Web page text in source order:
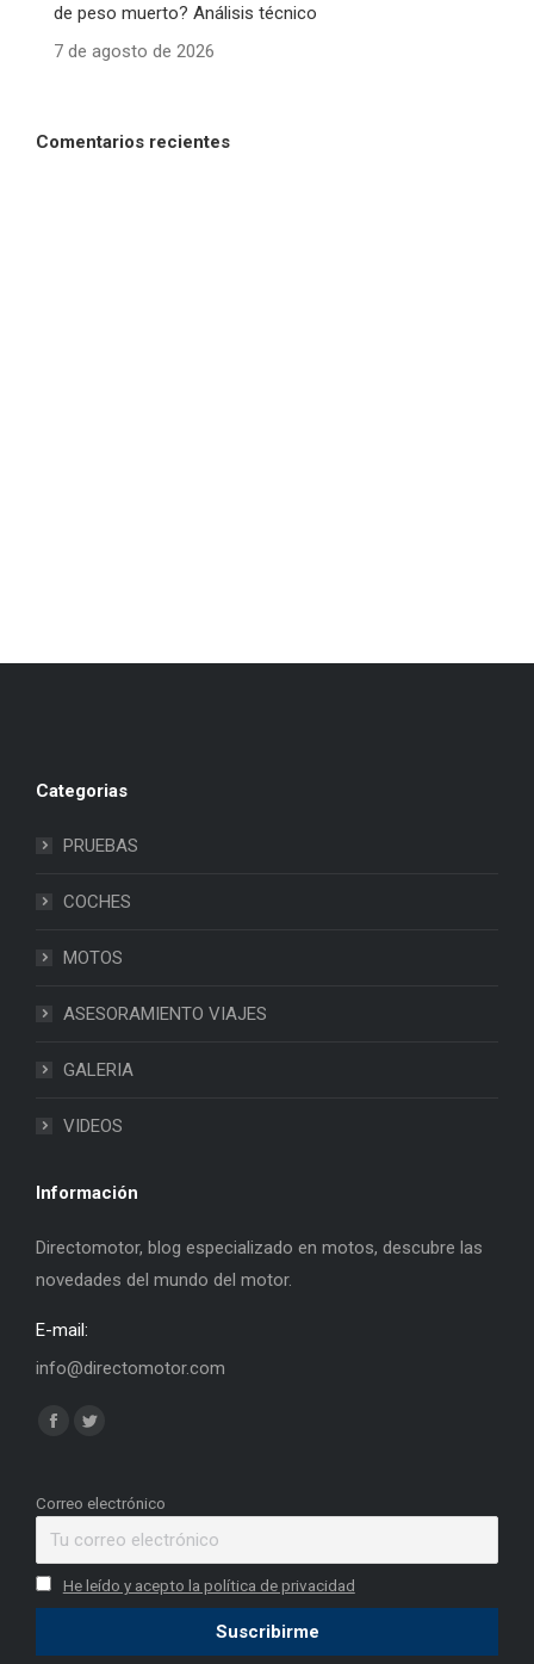
de peso muerto? Análisis técnico
7 de agosto de 2026
Comentarios recientes
Categorias
PRUEBAS
COCHES
MOTOS
ASESORAMIENTO VIAJES
GALERIA
VIDEOS
Información
Directomotor, blog especializado en motos, descubre las
novedades del mundo del motor.
E-mail:
info@directomotor.com
Find us on:
Facebook
opens
window
Twitter
opens
window
Correo electrónico
He leído y acepto la política de privacidad